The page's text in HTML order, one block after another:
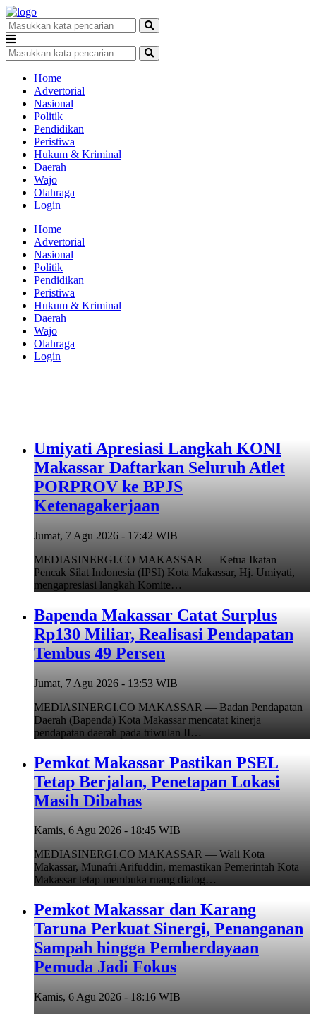
Home
Advertorial
Nasional
Politik
Pendidikan
Peristiwa
Hukum & Kriminal
Daerah
Wajo
Olahraga
Login
Home
Advertorial
Nasional
Politik
Pendidikan
Peristiwa
Hukum & Kriminal
Daerah
Wajo
Olahraga
Login
Umiyati Apresiasi Langkah KONI
Makassar Daftarkan Seluruh Atlet
PORPROV ke BPJS
Ketenagakerjaan
Jumat, 7 Agu 2026 - 17:42 WIB
MEDIASINERGI.CO MAKASSAR — Ketua Ikatan
Pencak Silat Indonesia (IPSI) Kota Makassar, Hj. Umiyati,
mengapresiasi langkah Komite…
Bapenda Makassar Catat Surplus
Rp130 Miliar, Realisasi Pendapatan
Tembus 49 Persen
Jumat, 7 Agu 2026 - 13:53 WIB
MEDIASINERGI.CO MAKASSAR — Badan Pendapatan
Daerah (Bapenda) Kota Makassar mencatat kinerja
pendapatan daerah pada triwulan II…
Pemkot Makassar Pastikan PSEL
Tetap Berjalan, Penetapan Lokasi
Masih Dibahas
Kamis, 6 Agu 2026 - 18:45 WIB
MEDIASINERGI.CO MAKASSAR — Wali Kota
Makassar, Munafri Arifuddin, memastikan Pemerintah Kota
Makassar tetap membuka ruang dialog…
Pemkot Makassar dan Karang
Taruna Perkuat Sinergi, Penanganan
Sampah hingga Pemberdayaan
Pemuda Jadi Fokus
Kamis, 6 Agu 2026 - 18:16 WIB